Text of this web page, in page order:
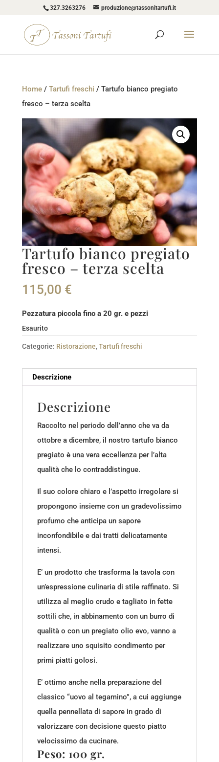
327.3263276 produzione@tassonitartufi.it
Home/ Tartufi freschi / Tartufo bianco pregiato
fresco – terza scelta
Tartufo bianco pregiato
fresco – terza scelta
115,00 €
Pezzatura piccola fino a 20 gr. e pezzi
Esaurito
Categorie: Ristorazione,Tartufi freschi
Descrizione
Descrizione
Raccolto nel periodo dell’anno che va da
ottobre a dicembre, il nostro tartufo bianco
pregiato è una vera eccellenza per l’alta
qualità che lo contraddistingue.
Il suo colore chiaro e l’aspetto irregolare si
propongono insieme con un gradevolissimo
profumo che anticipa un sapore
inconfondibile e dai tratti delicatamente
intensi.
E’ un prodotto che trasforma la tavola con
un’espressione culinaria di stile raffinato. Si
utilizza al meglio crudo e tagliato in fette
sottili che, in abbinamento con un burro di
qualità o con un pregiato olio evo, vanno a
realizzare uno squisito condimento per
primi piatti golosi.
E’ ottimo anche nella preparazione del
classico “uovo al tegamino”, a cui aggiunge
quella pennellata di sapore in grado di
valorizzare con decisione questo piatto
velocissimo da cucinare.
Peso: 100 gr.